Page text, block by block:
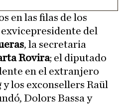
en las filas de los
del
, la secretaria
Rovira; el diputado
en el extranjero
los exconsellers Raül
Dolors Bassa y